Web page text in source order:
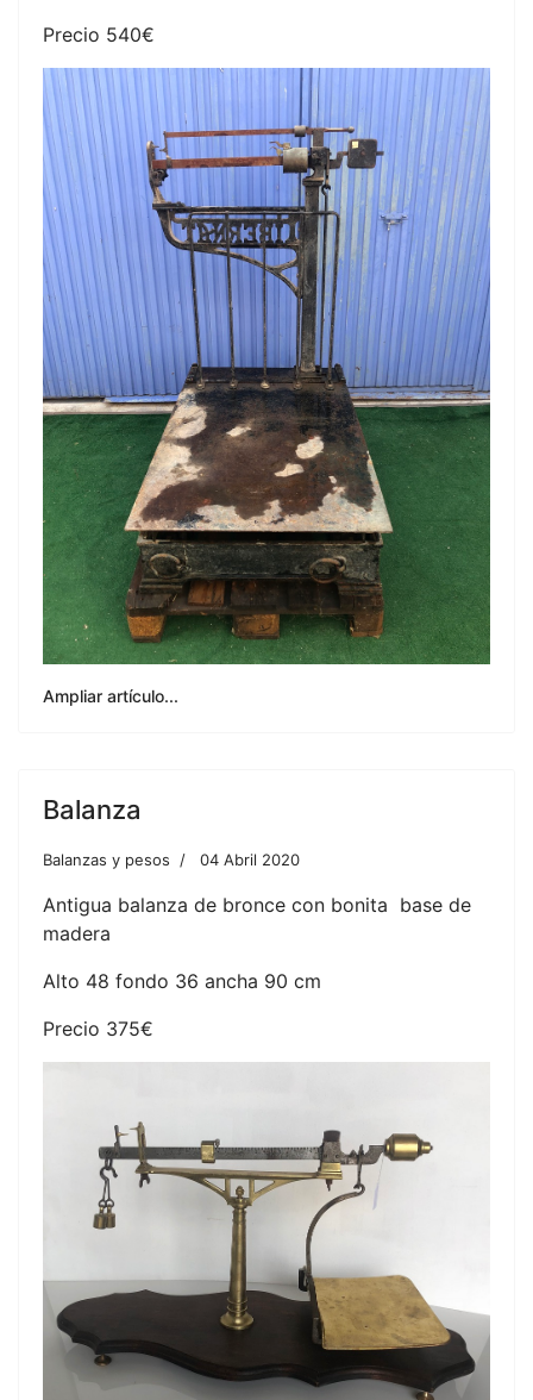
Precio 540€
Ampliar artículo...
Balanza
Balanzas y pesos 04 Abril 2020
Antigua balanza de bronce con bonita base de
madera
Alto 48 fondo 36 ancha 90 cm
Precio 375€